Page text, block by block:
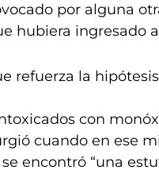
por alguna
hubiera ingresado
refuerza la
con
cuando en ese
encontró “una